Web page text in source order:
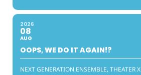
2026
08
AUG
OOPS, WE DO IT AGAIN!?
NEXT GENERATION ENSEMBLE, THEATER X